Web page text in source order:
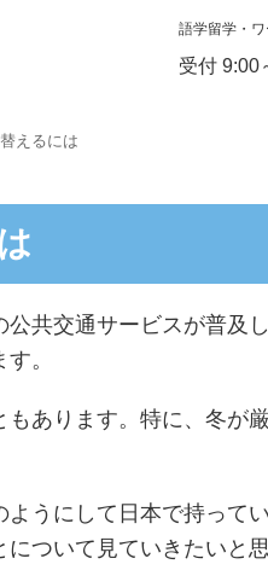
語学留学・
受付 9:00
えるには
共交通サービスが普及
。
あります。特に、冬が
うにして日本で持って
ついて見ていきたいと思